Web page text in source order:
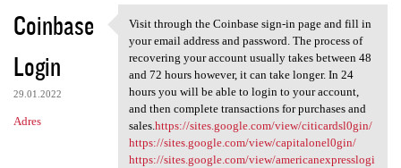
Coinbase
Login
29.01.2022
Adres
Visit through the Coinbase
Visit through the Coinbase sign-in page and fill in
your email address and password. The process of
recovering your account usually takes between 48
and 72 hours however, it can take longer. In 24
hours you will be able to login to your account,
and then complete transactions for purchases and
sales. https://sites.google.com/view/citicardsl0gin/
https://sites.google.com/view/capitalonel0gin/
https://sites.google.com/view/americanexpresslogi